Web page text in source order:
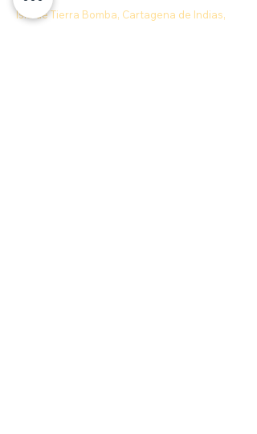
Isla de Tierra Bomba, Cartagena de Indias,